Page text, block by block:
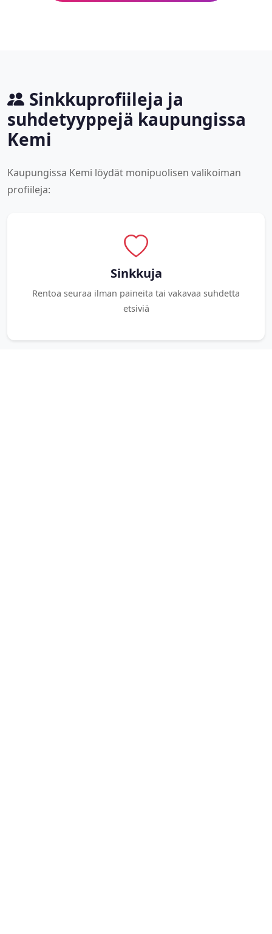
Sinkkuprofiileja ja
suhdetyyppejä kaupungissa
Kemi
Kaupungissa Kemi löydät monipuolisen valikoiman
profiileja:
Sinkkuja
Rentoa seuraa ilman paineita tai vakavaa suhdetta
etsiviä